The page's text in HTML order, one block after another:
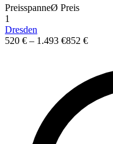
PreisspanneØ Preis
1
Dresden
520 € – 1.493 €852 €